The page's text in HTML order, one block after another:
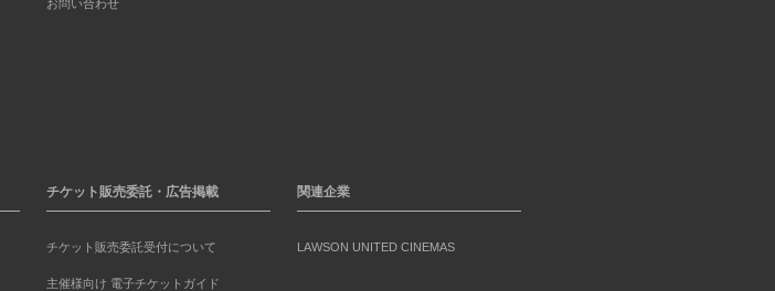
お問い合わせ
チケット販売委託・広告掲載
チケット販売委託受付について
主催様向け 電子チケットガイド
関連企業
LAWSON UNITED CINEMAS